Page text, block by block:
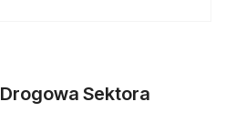
Sektora